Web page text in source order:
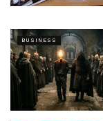
BUSINESS